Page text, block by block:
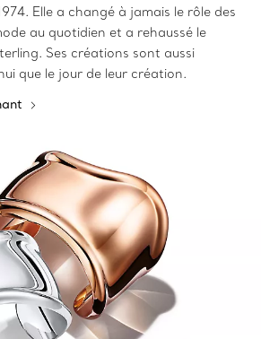
Elle a changé à jamais le rôle des
au quotidien et a rehaussé le
Ses créations sont aussi
que le jour de leur création.